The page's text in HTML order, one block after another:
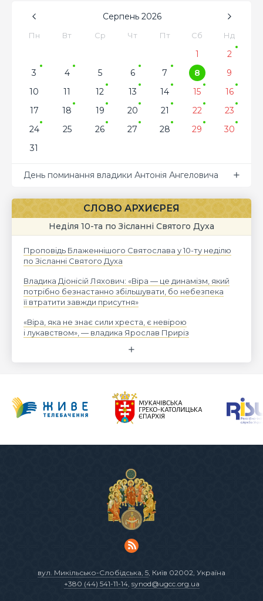
Серпень 2026
Пн Вт Ср Чт Пт Сб Нд
1
2
3
4 5 6 7 8
9
10
11 12 13 14 15
16
17
18 19 20 21 22
23
24
25 26 27 28 29
30
31
День поминання владики Антонія Ангеловича
СЛОВО АРХИЄРЕЯ
Неділя 10-та по Зісланні Святого Духа
Проповідь Блаженнішого Святослава у 10-ту неділю
по Зісланні Святого Духа
Владика Діонісій Ляхович: «Віра — це динамізм, який
потрібно безнастанно збільшувати, бо небезпека
її втратити завжди присутня»
«Віра, яка не знає сили хреста, є невірою
і лукавством», — владика Ярослав Приріз
вул. Микільсько-Слобідська, 5, Київ 02002, Україна
+380 (44) 541-11-14, synod@ugcc.org.ua